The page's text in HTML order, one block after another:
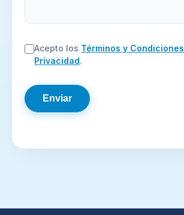
Acepto los Términos y Condiciones
Privacidad.
Enviar